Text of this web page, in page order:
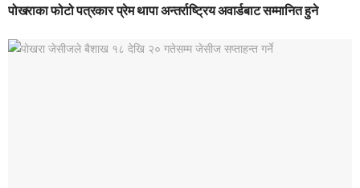
पोखराका फोटो पत्रकार प्रेम थापा अन्तर्राष्ट्रिय अवार्डबाट सम्मानित हुने